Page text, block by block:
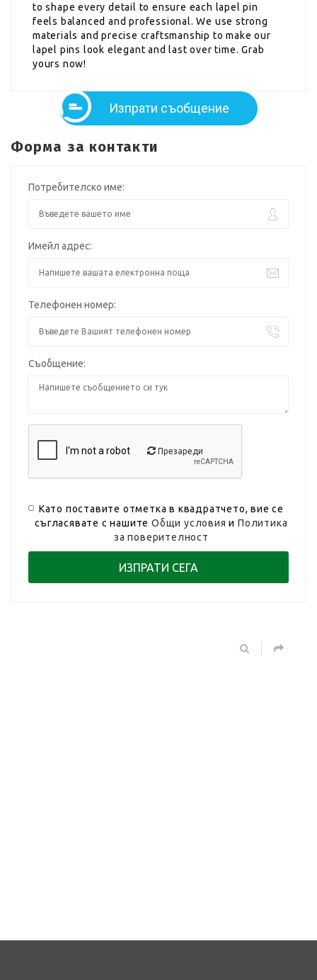
to shape every detail to ensure each lapel pin
feels balanced and professional. We use strong
materials and precise craftsmanship to make our
lapel pins look elegant and last over time. Grab
yours now!
Изпрати съобщение
Форма за контакти
Потребителско име:
Имейл адрес:
Телефонен номер:
Съобщение:
Презареди
Като поставите отметка в квадратчето, вие се
съгласявате с нашитеОбщи условия иПолитика
за поверителност